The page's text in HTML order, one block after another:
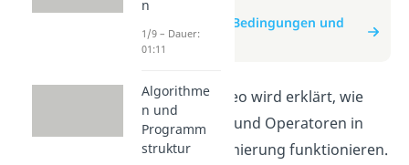
zum Beitrag: Bedingungen und
Operatoren
In diesem Video wird erklärt, wie
Bedingungen und Operatoren in
der Programmierung funktionieren.
n
1/9 – Dauer:
01:11
Algorithme
n und
Programm
struktur